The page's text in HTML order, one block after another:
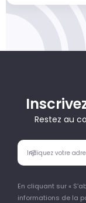
Restez au
En cliquant sur «
informations de la